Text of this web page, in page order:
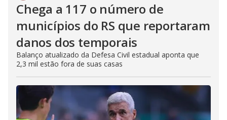
Chega a 117 o número de
municípios do RS que reportaram
danos dos temporais
Balanço atualizado da Defesa Civil estadual aponta que
2,3 mil estão fora de suas casas